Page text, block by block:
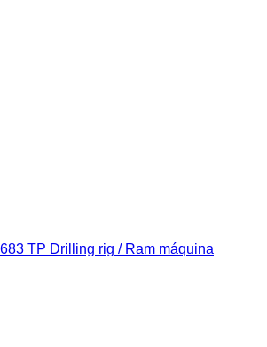
TP Drilling rig / Ram máquina